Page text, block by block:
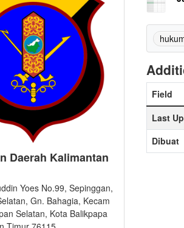
Daerah Kalimantan
Yoes No.99, Sepinggan,
Gn. Bahagia, Kecam
Selatan, Kota Balikpapa
Field
Last
Dibuat